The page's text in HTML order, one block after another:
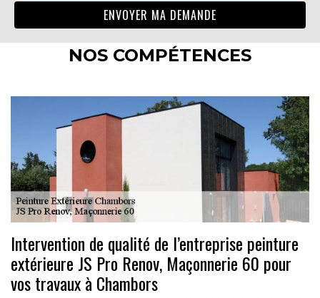
NOS COMPÉTENCES
Intervention de qualité de l’entreprise peinture
extérieure JS Pro Renov, Maçonnerie 60 pour
vos travaux à Chambors